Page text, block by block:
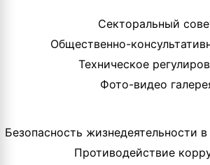
Секторальный
Общественно-
Техническое
Фото-видео
Безопасность жизнедеятельности
Противодействие